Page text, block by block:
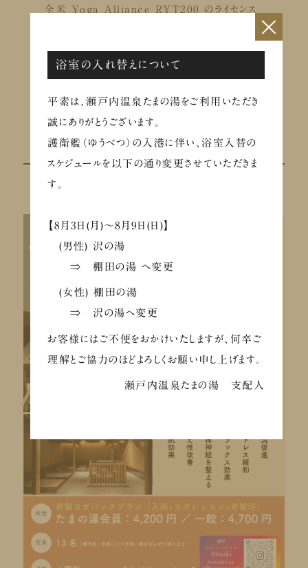
全米 Yoga Alliance RYT200 のライセンス
ガを学ぶ。
様々な国籍の方々へのヨガレッスン経験を経て、
×
浴室の入れ替えについて
平素は、瀬戸内温泉たまの湯をご利用いただき
誠にありがとうございます。
護衛艦（ゆうべつ）の入港に伴い、浴室入替の
スケジュールを以下の通り変更させていただきま
す。
【8月3日(月)～8月9日(日)】
(男性) 沢の湯
⇒ 棚田の湯 へ変更
(女性) 棚田の湯
⇒ 沢の湯へ変更
お客様にはご不便をおかけいたしますが、何卒ご
理解とご協力のほどよろしくお願い申し上げます。
瀬戸内温泉たまの湯 支配人